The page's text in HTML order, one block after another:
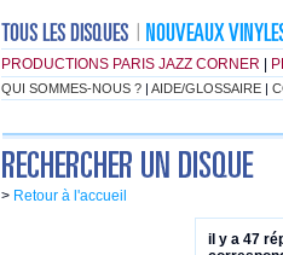
PRODUCTIONS PARIS JAZZ CORNER
QUI SOMMES-NOUS ? | AIDE/GLOSSAIRE |
> Retour à l'accueil
il y a 47